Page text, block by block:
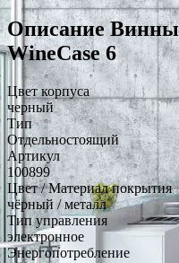
Описание
WineCase 6
Цвет корпуса
черный
Тип
Отдельностоящий
Артикул
100899
Цвет / Материал покрытия
чёрный / металл
Тип управления
электронное
Энергопотребление